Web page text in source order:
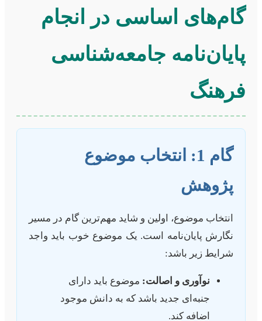
گام‌های اساسی در انجام
پایان‌نامه جامعه‌شناسی
فرهنگ
گام 1: انتخاب موضوع
پژوهش
انتخاب موضوع، اولین و شاید مهم‌ترین گام در مسیر
نگارش پایان‌نامه است. یک موضوع خوب باید واجد
شرایط زیر باشد:
نوآوری و اصالت: موضوع باید دارای
جنبه‌ای جدید باشد که به دانش موجود
اضافه کند.